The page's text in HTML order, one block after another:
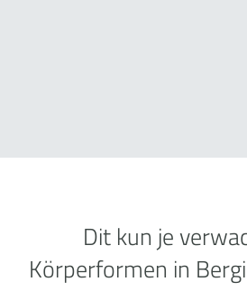
Dit kun je
Körperformen in